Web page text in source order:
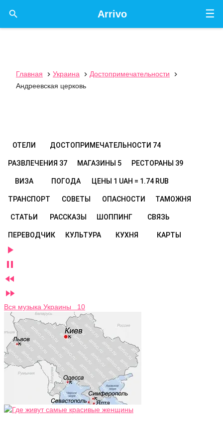
☰
Arrivo

Главная  Украина  Достопримечательности

Андреевская церковь
ОТЕЛИ ДОСТОПРИМЕЧАТЕЛЬНОСТИ 74
РАЗВЛЕЧЕНИЯ 37 МАГАЗИНЫ 5 РЕСТОРАНЫ 39
ВИЗА ПОГОДА ЦЕНЫ 1 UAH = 1.74 RUB
ТРАНСПОРТ СОВЕТЫ ОПАСНОСТИ ТАМОЖНЯ
СТАТЬИ РАССКАЗЫ ШОППИНГ СВЯЗЬ
ПЕРЕВОДЧИК КУЛЬТУРА КУХНЯ КАРТЫ




Вся музыка Украины 10